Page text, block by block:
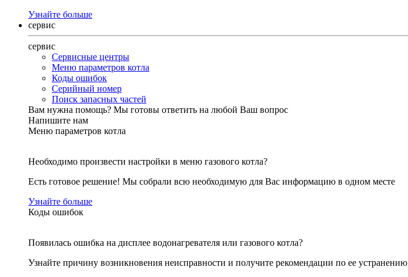
Узнайте больше
сервис
сервис
Сервисные центры
Меню параметров котла
Коды ошибок
Серийный номер
Поиск запасных частей
Вам нужна помощь? Мы готовы ответить на любой Ваш вопрос
Напишите нам
Меню параметров котла
Необходимо произвести настройки в меню газового котла?
Есть готовое решение! Мы собрали всю необходимую для Вас информацию в одном месте
Узнайте больше
Коды ошибок
Появилась ошибка на дисплее водонагревателя или газового котла?
Узнайте причину возникновения неисправности и получите рекомендации по ее устранению